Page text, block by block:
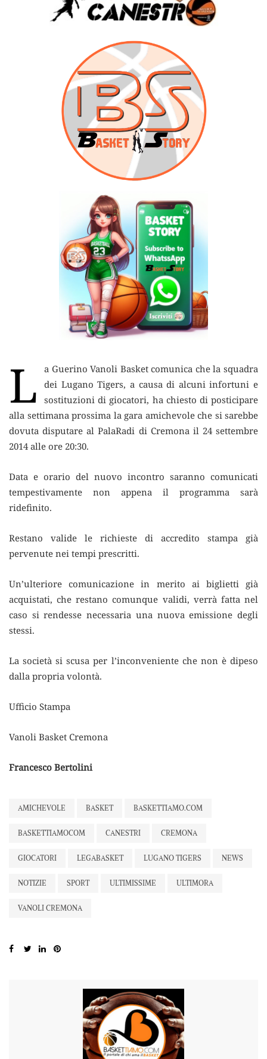
L
a Guerino Vanoli Basket comunica che la squadra
dei Lugano Tigers, a causa di alcuni infortuni e
sostituzioni di giocatori, ha chiesto di posticipare
alla settimana prossima la gara amichevole che si sarebbe
dovuta disputare al PalaRadi di Cremona il 24 settembre
2014 alle ore 20:30.
Data e orario del nuovo incontro saranno comunicati
tempestivamente non appena il programma sarà
ridefinito.
Restano valide le richieste di accredito stampa già
pervenute nei tempi prescritti.
Un’ulteriore comunicazione in merito ai biglietti già
acquistati, che restano comunque validi, verrà fatta nel
caso si rendesse necessaria una nuova emissione degli
stessi.
La società si scusa per l’inconveniente che non è dipeso
dalla propria volontà.
Ufficio Stampa
Vanoli Basket Cremona
Francesco Bertolini
AMICHEVOLE BASKET BASKETTIAMO.COM
BASKETTIAMOCOM CANESTRI CREMONA
GIOCATORI LEGABASKET LUGANO TIGERS NEWS
NOTIZIE SPORT ULTIMISSIME ULTIMORA
VANOLI CREMONA